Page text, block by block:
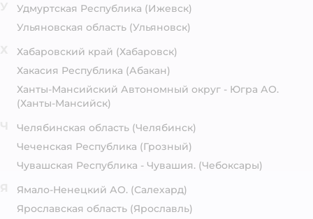
Удмуртская Республика (Ижевск)
Ульяновская область (Ульяновск)
Хабаровский край (Хабаровск)
Хакасия Республика (Абакан)
Ханты-Мансийский Автономный округ - Югра АО.
(Ханты-Мансийск)
Челябинская область (Челябинск)
Чеченская Республика (Грозный)
Чувашская Республика - Чувашия. (Чебоксары)
Ямало-Ненецкий АО. (Салехард)
Ярославская область (Ярославль)